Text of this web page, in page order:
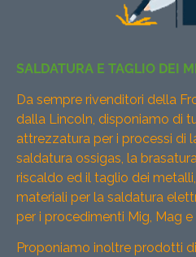
SALDATURA E TAGLIO DEI
Da sempre rivenditori della
dalla Lincoln, disponiamo di
attrezzatura per i processi di
saldatura ossigas, la
riscaldo ed il taglio dei
materiali per la saldatura
per i procedimenti Mig, Mag e
Proponiamo inoltre prodotti